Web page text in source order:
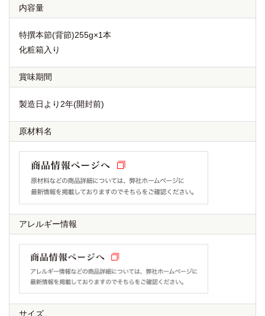
内容量
特撰本節(背節)255g×1本
化粧箱入り
賞味期間
製造日より2年(開封前)
原材料名
アレルギー情報
サイズ